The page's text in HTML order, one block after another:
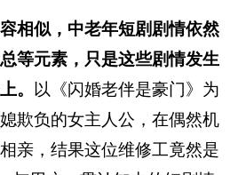
相似，中老年短剧剧情依然
等元素，只是这些剧情发生
。 以《闪婚老伴是豪门》为
欺负的女主人公，在偶然机
亲，结果这位维修工竟然是